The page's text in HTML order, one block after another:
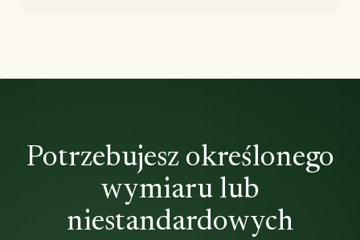
Potrzebujesz określonego
wymiaru lub
niestandardowych